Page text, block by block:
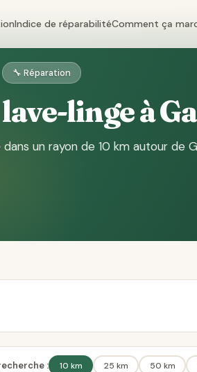
Indice de réparabilitéComment ça
🔧 Réparation
linge à
dans un rayon de 10 km autour de
: 10 km 25 km 50 km